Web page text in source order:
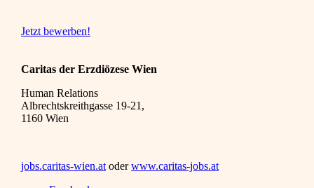
Jetzt bewerben!
Caritas der Erzdiözese Wien
Human Relations
Albrechtskreithgasse 19-21,
1160 Wien
jobs.caritas-wien.at oderwww.caritas-jobs.at